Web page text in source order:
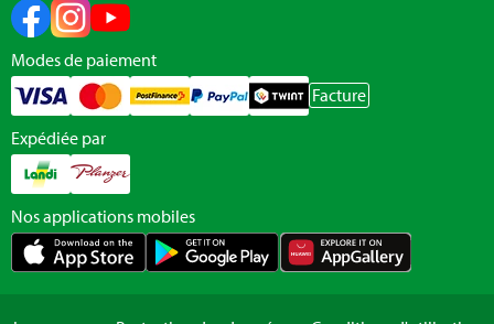
Modes de paiement
Facture
Expédiée par
Nos applications mobiles